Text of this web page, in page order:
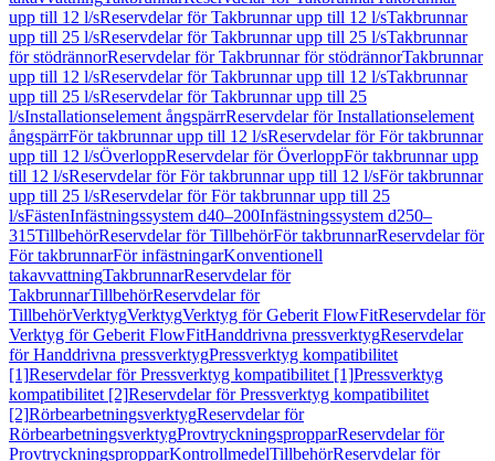
upp till 12 l/sReservdelar för Takbrunnar upp till 12 l/sTakbrunnar
upp till 25 l/sReservdelar för Takbrunnar upp till 25 l/sTakbrunnar
för stödrännorReservdelar för Takbrunnar för stödrännorTakbrunnar
upp till 12 l/sReservdelar för Takbrunnar upp till 12 l/sTakbrunnar
upp till 25 l/sReservdelar för Takbrunnar upp till 25
l/sInstallationselement ångspärrReservdelar för Installationselement
ångspärrFör takbrunnar upp till 12 l/sReservdelar för För takbrunnar
upp till 12 l/sÖverloppReservdelar för ÖverloppFör takbrunnar upp
till 12 l/sReservdelar för För takbrunnar upp till 12 l/sFör takbrunnar
upp till 25 l/sReservdelar för För takbrunnar upp till 25
l/sFästenInfästningssystem d40–200Infästningssystem d250–
315TillbehörReservdelar för TillbehörFör takbrunnarReservdelar för
För takbrunnarFör infästningarKonventionell
takavvattningTakbrunnarReservdelar för
TakbrunnarTillbehörReservdelar för
TillbehörVerktygVerktygVerktyg för Geberit FlowFitReservdelar för
Verktyg för Geberit FlowFitHanddrivna pressverktygReservdelar
för Handdrivna pressverktygPressverktyg kompatibilitet
[1]Reservdelar för Pressverktyg kompatibilitet [1]Pressverktyg
kompatibilitet [2]Reservdelar för Pressverktyg kompatibilitet
[2]RörbearbetningsverktygReservdelar för
RörbearbetningsverktygProvtryckningspropparReservdelar för
ProvtryckningspropparKontrollmedelTillbehörReservdelar för